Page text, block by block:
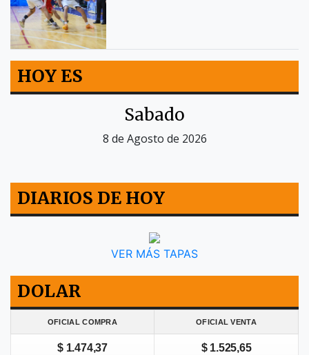
HOY ES
Sabado
8 de Agosto de 2026
DIARIOS DE HOY
VER MÁS TAPAS
DOLAR
OFICIAL COMPRA OFICIAL VENTA
$ 1.474,37 $ 1.525,65